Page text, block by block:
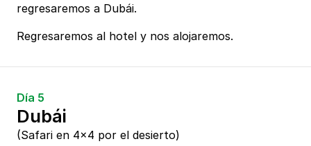
regresaremos a Dubái.
Regresaremos al hotel y nos alojaremos.
Día 5
Dubái
(Safari en 4x4 por el desierto)